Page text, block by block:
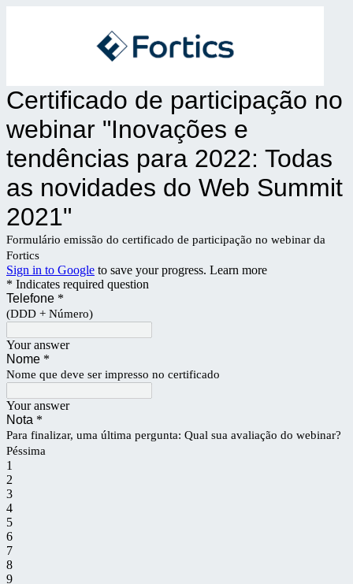
Certificado de participação no
webinar "Inovações e
tendências para 2022: Todas
as novidades do Web Summit
2021"
Formulário emissão do certificado de participação no webinar da
Fortics
Sign in to Google to save your progress. Learn more
* Indicates required question
Telefone *
(DDD + Número)
Your answer
Nome *
Nome que deve ser impresso no certificado
Your answer
Nota *
Para finalizar, uma última pergunta: Qual sua avaliação do webinar?
Péssima
1
2
3
4
5
6
7
8
9